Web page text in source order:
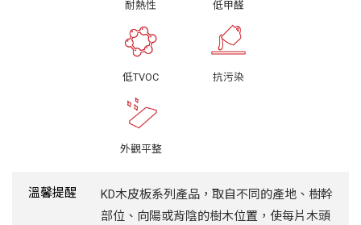
耐熱性 低甲醛
低TVOC 抗污染
外觀平整
溫馨提醒
KD木皮板系列產品，取自不同的產地、樹幹
部位、向陽或背陰的樹木位置，使每片木頭